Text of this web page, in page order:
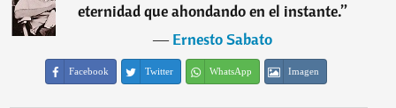
eternidad que ahondando en el instante.”
―Ernesto Sabato
Facebook Twitter WhatsApp Imagen